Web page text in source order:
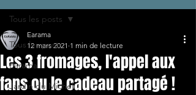
Tous les posts
Earama
Jardin du Michel
Tous les posts
Les 3 fromages, l'appel aux
fans ou le cadeau partagé !
Earama
12 mars 2021 1 min de lecture